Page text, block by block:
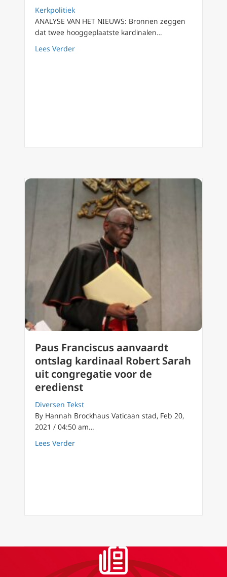
Kerkpolitiek
ANALYSE VAN HET NIEUWS: Bronnen zeggen
dat twee hooggeplaatste kardinalen…
Lees Verderabout Duitse Bisschoppen op ramkoers met
Paus Franciscus aanvaardt
ontslag kardinaal Robert Sarah
uit congregatie voor de
eredienst
Diversen Tekst
By Hannah Brockhaus Vaticaan stad, Feb 20,
2021 / 04:50 am…
Lees Verderabout Paus Franciscus aanvaardt ontslag